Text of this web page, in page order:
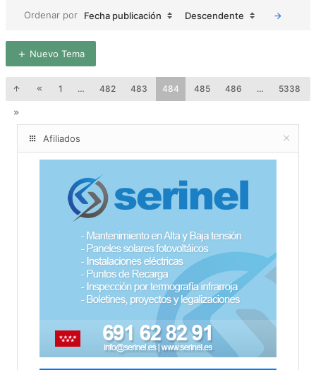
Ordenar por
Fecha publicación Descendente
Nuevo Tema
1 … 482 483 484 485 486 … 5338
Afiliados